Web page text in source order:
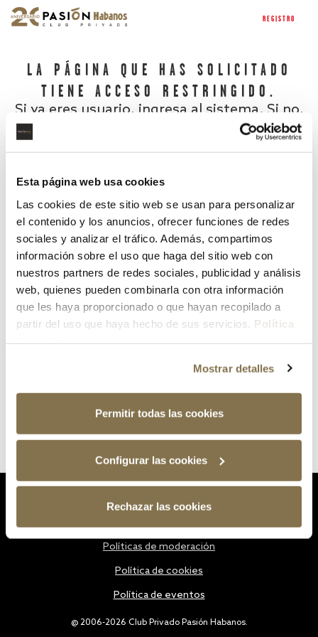
Esta página web usa cookies
Las cookies de este sitio web se usan para personalizar
el contenido y los anuncios, ofrecer funciones de redes
sociales y analizar el tráfico. Además, compartimos
información sobre el uso que haga del sitio web con
nuestros partners de redes sociales, publicidad y análisis
web, quienes pueden combinarla con otra información
que les haya proporcionado o que hayan recopilado a
partir del uso que haya hecho de sus servicios. Política
Mostrar detalles
Permitir todas las cookies
Configurar las cookies
Rechazar las cookies
REGISTRO
LA PÁGINA QUE HAS SOLICITADO
TIENE ACCESO RESTRINGIDO.
Si ya eres usuario, ingresa al sistema. Si no,
¿Has olvidado tu contraseña?
@ 2006-2026 Club Privado Pasión Habanos.
Políticas de moderación
Política de cookies
Política de eventos